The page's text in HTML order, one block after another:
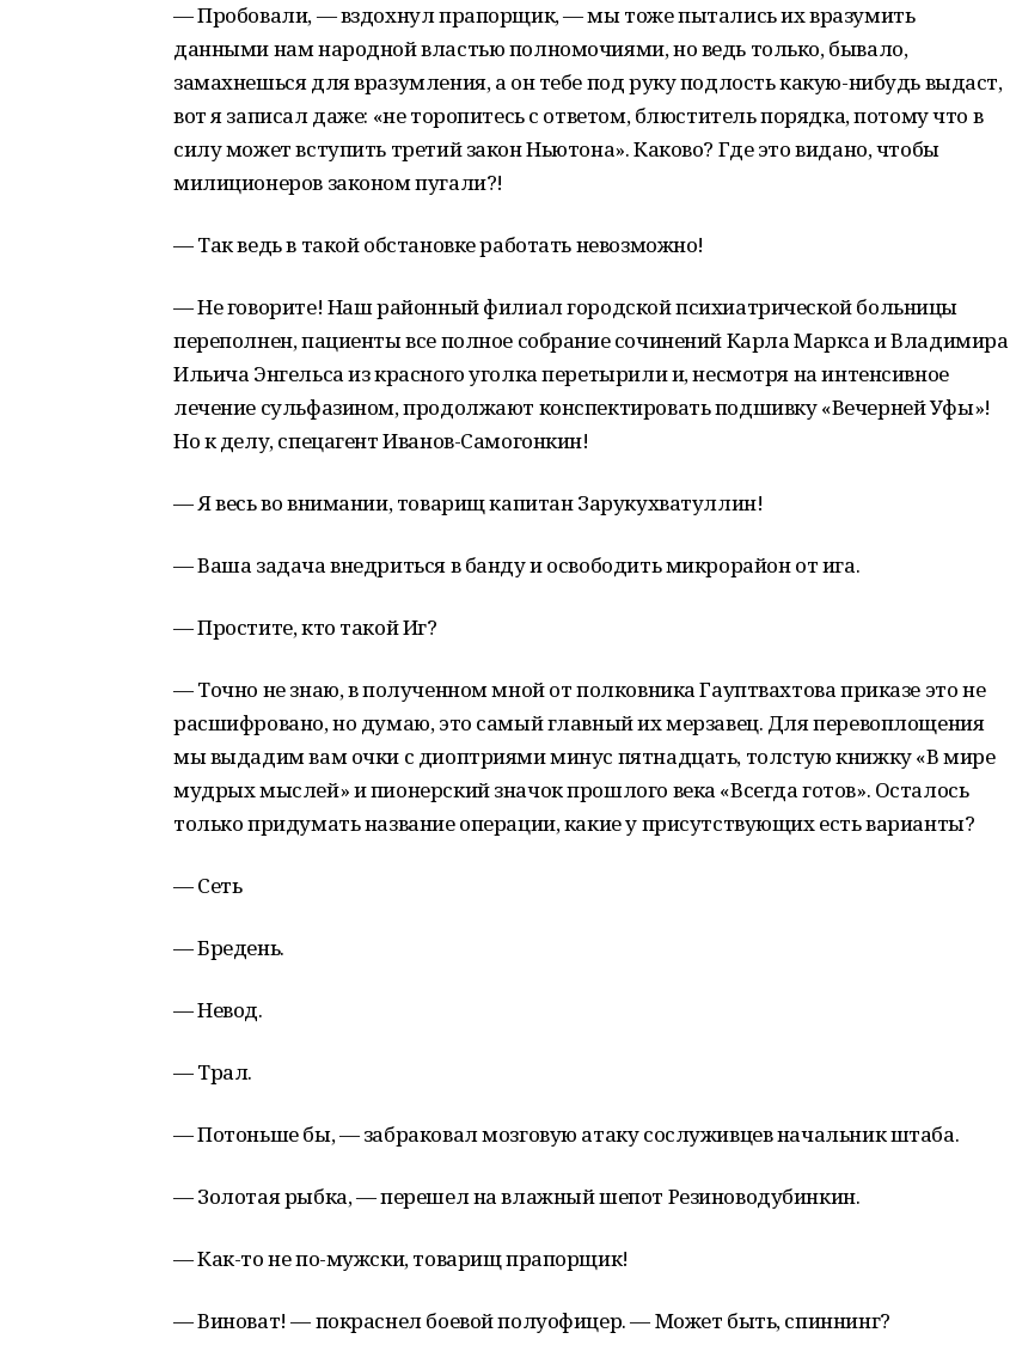
— Пробовали, — вздохнул прапорщик, — мы тоже пытались их вразумить
данными нам народной властью полномочиями, но ведь только, бывало,
замахнешься для вразумления, а он тебе под руку подлость какую-нибудь выдаст,
вот я записал даже: «не торопитесь с ответом, блюститель порядка, потому что в
силу может вступить третий закон Ньютона». Каково? Где это видано, чтобы
милиционеров законом пугали?!
— Так ведь в такой обстановке работать невозможно!
— Не говорите! Наш районный филиал городской психиатрической больницы
переполнен, пациенты все полное собрание сочинений Карла Маркса и Владимира
Ильича Энгельса из красного уголка перетырили и, несмотря на интенсивное
лечение сульфазином, продолжают конспектировать подшивку «Вечерней Уфы»!
Но к делу, спецагент Иванов-Самогонкин!
— Я весь во внимании, товарищ капитан Зарукухватуллин!
— Ваша задача внедриться в банду и освободить микрорайон от ига.
— Простите, кто такой Иг?
— Точно не знаю, в полученном мной от полковника Гауптвахтова приказе это не
расшифровано, но думаю, это самый главный их мерзавец. Для перевоплощения
мы выдадим вам очки с диоптриями минус пятнадцать, толстую книжку «В мире
мудрых мыслей» и пионерский значок прошлого века «Всегда готов». Осталось
только придумать название операции, какие у присутствующих есть варианты?
— Сеть
— Бредень.
— Невод.
— Трал.
— Потоньше бы, — забраковал мозговую атаку сослуживцев начальник штаба.
— Золотая рыбка, — перешел на влажный шепот Резиноводубинкин.
— Как-то не по-мужски, товарищ прапорщик!
— Виноват! — покраснел боевой полуофицер. — Может быть, спиннинг?